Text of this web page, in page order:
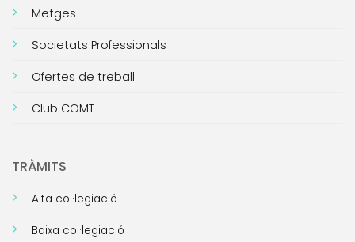
Metges
Societats Professionals
Ofertes de treball
Club COMT
TRÀMITS
Alta col·legiació
Baixa col·legiació